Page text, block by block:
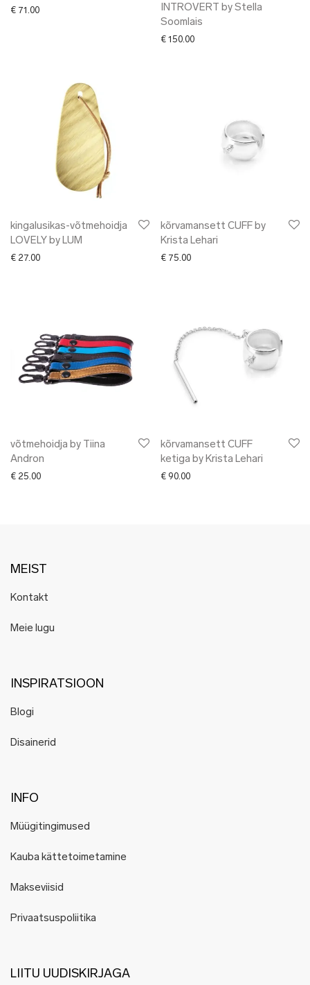
€ 71.00
INTROVERT by Stella
Soomlais
€ 150.00
kingalusikas-võtmehoidja
LOVELY by LUM
€ 27.00
kõrvamansett CUFF by
Krista Lehari
€ 75.00
võtmehoidja by Tiina
Andron
€ 25.00
kõrvamansett CUFF
ketiga by Krista Lehari
€ 90.00
MEIST
Kontakt
Meie lugu
INSPIRATSIOON
Blogi
Disainerid
INFO
Müügitingimused
Kauba kättetoimetamine
Makseviisid
Privaatsuspoliitika
LIITU UUDISKIRJAGA